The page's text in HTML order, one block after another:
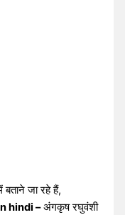
बताने जा रहे हैं,
hindi –अंगकृष रघुवंशी